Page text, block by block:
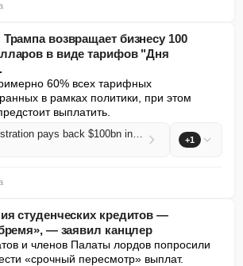
возвращает бизнесу 100
в виде тарифов "Дня
60% всех тарифных
в рамках политики, при этом
выплатить.
Trump administration pays back $100bn in 'Liberation Day' tariffs to businesses +1
студенческих кредитов —
— заявил канцлер
и членов Палаты лордов попросили
«срочный пересмотр» выплат.